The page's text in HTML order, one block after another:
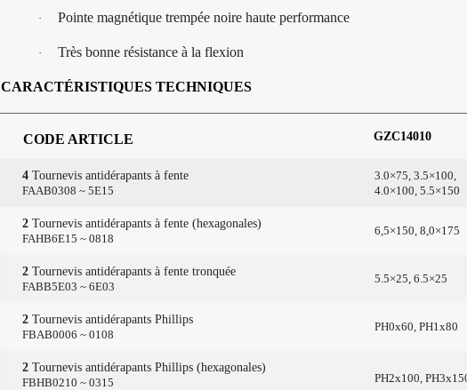
· Pointe magnétique trempée noire haute performance
· Très bonne résistance à la flexion
CARACTÉRISTIQUES TECHNIQUES
CODE ARTICLE GZC14010
4 Tournevis antidérapants à fente
FAAB0308 ~ 5E15
3.0×75, 3.5×100,
4.0×100, 5.5×150
2 Tournevis antidérapants à fente (hexagonales)
FAHB6E15 ~ 0818
6,5×150, 8,0×175
2 Tournevis antidérapants à fente tronquée
FABB5E03 ~ 6E03
5.5×25, 6.5×25
2 Tournevis antidérapants Phillips
FBAB0006 ~ 0108
PH0x60, PH1x80
2Tournevis antidérapants Phillips (hexagonales)
FBHB0210 ~ 0315
PH2x100,